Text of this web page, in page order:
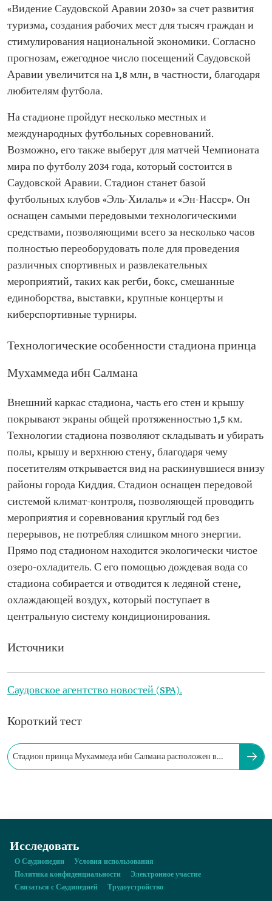
«Видение Саудовской Аравии 2030» за счет развития
туризма, создания рабочих мест для тысяч граждан и
стимулирования национальной экономики. Согласно
прогнозам, ежегодное число посещений Саудовской
Аравии увеличится на 1,8 млн, в частности, благодаря
любителям футбола.
На стадионе пройдут несколько местных и
международных футбольных соревнований.
Возможно, его также выберут для матчей Чемпионата
мира по футболу 2034 года, который состоится в
Саудовской Аравии. Стадион станет базой
футбольных клубов «Эль-Хилаль» и «Эн-Насср». Он
оснащен самыми передовыми технологическими
средствами, позволяющими всего за несколько часов
полностью переоборудовать поле для проведения
различных спортивных и развлекательных
мероприятий, таких как регби, бокс, смешанные
единоборства, выставки, крупные концерты и
киберспортивные турниры.
Технологические особенности стадиона принца
Мухаммеда ибн Салмана
Внешний каркас стадиона, часть его стен и крышу
покрывают экраны общей протяженностью 1,5 км.
Технологии стадиона позволяют складывать и убирать
полы, крышу и верхнюю стену, благодаря чему
посетителям открывается вид на раскинувшиеся внизу
районы города Киддия. Стадион оснащен передовой
системой климат-контроля, позволяющей проводить
мероприятия и соревнования круглый год без
перерывов, не потребляя слишком много энергии.
Прямо под стадионом находится экологически чистое
озеро-охладитель. С его помощью дождевая вода со
стадиона собирается и отводится к ледяной стене,
охлаждающей воздух, который поступает в
центральную систему кондиционирования.
Источники
Саудовское агентство новостей (SPA).
Короткий тест
Стадион принца Мухаммеда ибн Салмана расположен в
Исследовать
О Саудиопедии
Условия использования
Политика конфиденциальности
Электронное участие
Связаться с Саудипедией
Трудоустройство